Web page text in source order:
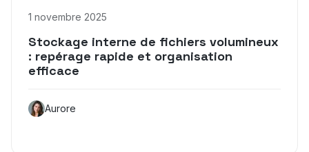
1 novembre 2025
Stockage interne de fichiers volumineux
: repérage rapide et organisation
efficace
Aurore